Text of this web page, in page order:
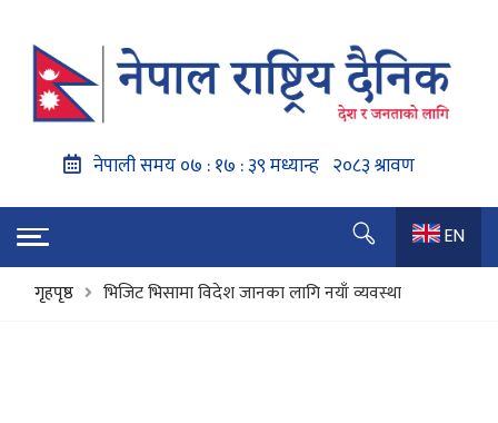
EN
गृहपृष्ठ
भिजिट भिसामा विदेश जानका लागि नयाँ व्यवस्था